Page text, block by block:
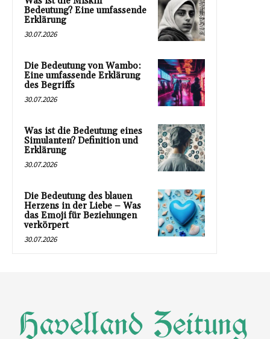
Bedeutung? Eine umfassende
Erklärung
30.07.2026
Die Bedeutung von Wambo:
Eine umfassende Erklärung
des Begriffs
30.07.2026
Was ist die Bedeutung eines
Simulanten? Definition und
Erklärung
30.07.2026
Die Bedeutung des blauen
Herzens in der Liebe – Was
das Emoji für Beziehungen
verkörpert
30.07.2026